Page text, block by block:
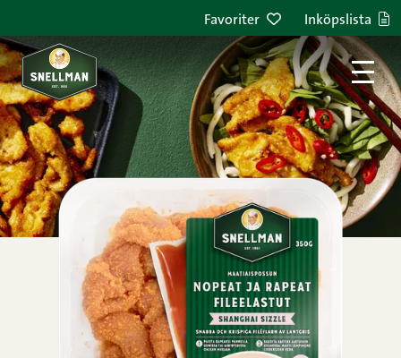
Favoriter Inköpslista